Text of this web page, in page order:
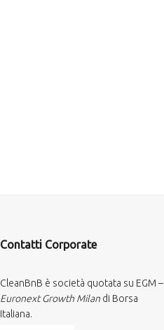
Contatti Corporate
CleanBnB è società quotata su EGM –
Euronext Growth Milan di Borsa
Italiana.